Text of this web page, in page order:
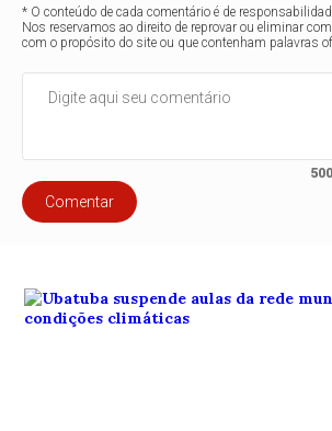
* O conteúdo de cada comentário é de
Nos reservamos ao direito de reprovar ou eliminar
com o propósito do site ou que contenham palavras
500
Comentar